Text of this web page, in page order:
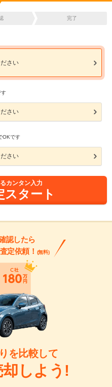
完了
さい
す
さい
OKです
さい
カンタン入力
スタート
認したら
定依頼！ (無料)
を比較して
しよう!